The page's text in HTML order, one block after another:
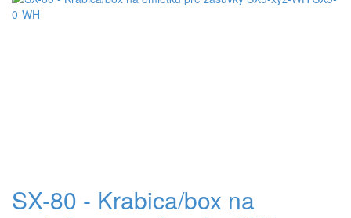
SX-80 - Krabica/box na